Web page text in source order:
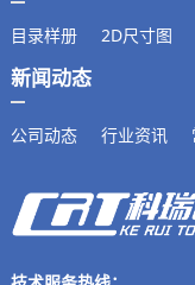
目录样册 2D尺寸图
新闻动态
公司动态 行业资讯